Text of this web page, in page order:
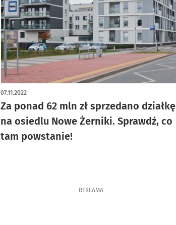
Za ponad 62 mln zł sprzedano działkę
na osiedlu Nowe Żerniki. Sprawdź, co
tam powstanie!
07.11.2022
REKLAMA